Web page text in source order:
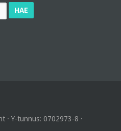
· Y-tunnus: 0702973-8 ·